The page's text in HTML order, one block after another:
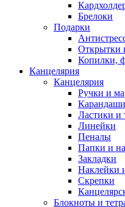
Брелоки
Подарки
Открытки
Копилки,
Канцелярия
Канцелярия
Ручки и
Карандаши
Ластики и
Линейки
Пеналы
Папки и
Закладки
Наклейки
Скрепки
Блокноты и